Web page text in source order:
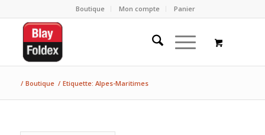
Boutique Mon compte Panier
/ Boutique / Etiquette: Alpes-Maritimes